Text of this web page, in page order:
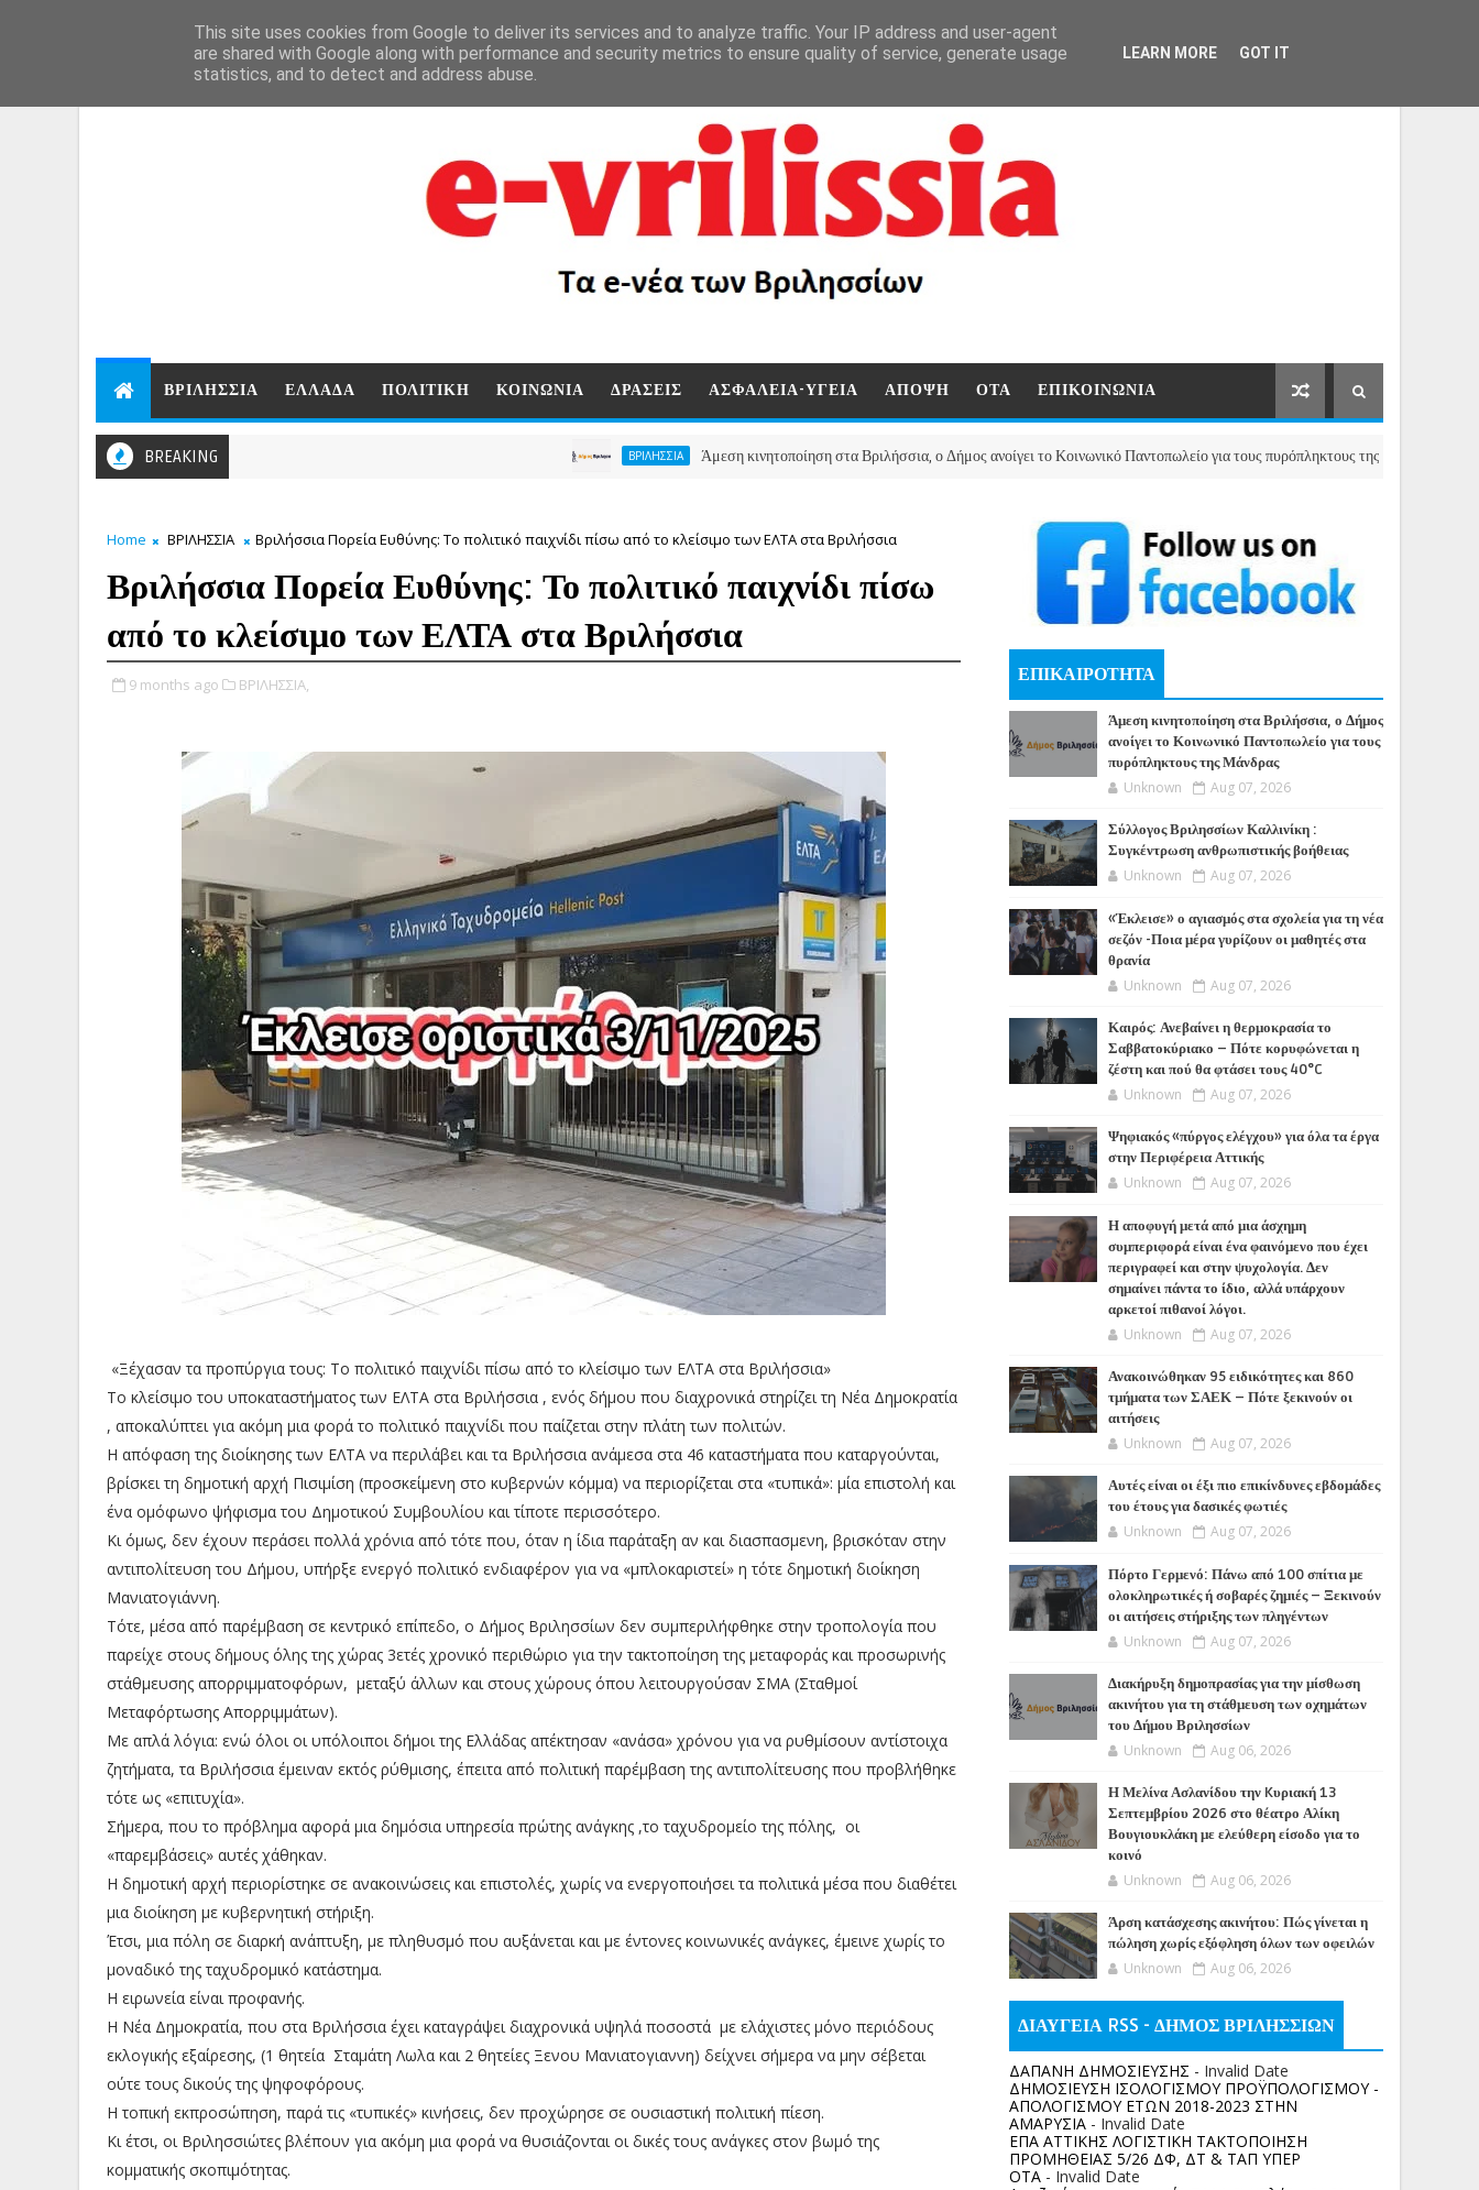
ΒΡΙΛΗΣΣΙΑ ΕΛΛΑΔΑ ΠΟΛΙΤΙΚΗ ΚΟΙΝΩΝΙΑ ΔΡΑΣΕΙΣ ΑΣΦΑΛΕΙΑ-ΥΓΕΙΑ ΑΠΟΨΗ ΟΤΑ ΕΠΙΚΟΙΝΩΝΙΑ
BREAKING ΒΡΙΛΗΣΣΙΑ Άμεση κινητοποίηση στα Βριλήσσια, ο Δήμος ανοίγει το Κοινωνικό Παντοπωλείο για τους πυρόπληκτους της Μάνδρας
Home ΒΡΙΛΗΣΣΙΑ Βριλήσσια Πορεία Ευθύνης: Το πολιτικό παιχνίδι πίσω από το κλείσιμο των ΕΛΤΑ στα Βριλήσσια
Βριλήσσια Πορεία Ευθύνης: Το πολιτικό παιχνίδι πίσω
από το κλείσιμο των ΕΛΤΑ στα Βριλήσσια
9 months ago ΒΡΙΛΗΣΣΙΑ,
«Ξέχασαν τα προπύργια τους: Το πολιτικό παιχνίδι πίσω από το κλείσιμο των ΕΛΤΑ στα Βριλήσσια»
Το κλείσιμο του υποκαταστήματος των ΕΛΤΑ στα Βριλήσσια , ενός δήμου που διαχρονικά στηρίζει τη Νέα Δημοκρατία
, αποκαλύπτει για ακόμη μια φορά το πολιτικό παιχνίδι που παίζεται στην πλάτη των πολιτών.
Η απόφαση της διοίκησης των ΕΛΤΑ να περιλάβει και τα Βριλήσσια ανάμεσα στα 46 καταστήματα που καταργούνται,
βρίσκει τη δημοτική αρχή Πισιμίση (προσκείμενη στο κυβερνών κόμμα) να περιορίζεται στα «τυπικά»: μία επιστολή και
ένα ομόφωνο ψήφισμα του Δημοτικού Συμβουλίου και τίποτε περισσότερο.
Κι όμως, δεν έχουν περάσει πολλά χρόνια από τότε που, όταν η ίδια παράταξη αν και διασπασμενη, βρισκόταν στην
αντιπολίτευση του Δήμου, υπήρξε ενεργό πολιτικό ενδιαφέρον για να «μπλοκαριστεί» η τότε δημοτική διοίκηση
Μανιατογιάννη.
Τότε, μέσα από παρέμβαση σε κεντρικό επίπεδο, ο Δήμος Βριλησσίων δεν συμπεριλήφθηκε στην τροπολογία που
παρείχε στους δήμους όλης της χώρας 3ετές χρονικό περιθώριο για την τακτοποίηση της μεταφοράς και προσωρινής
στάθμευσης απορριμματοφόρων, μεταξύ άλλων και στους χώρους όπου λειτουργούσαν ΣΜΑ (Σταθμοί
Μεταφόρτωσης Απορριμμάτων).
Με απλά λόγια: ενώ όλοι οι υπόλοιποι δήμοι της Ελλάδας απέκτησαν «ανάσα» χρόνου για να ρυθμίσουν αντίστοιχα
ζητήματα, τα Βριλήσσια έμειναν εκτός ρύθμισης, έπειτα από πολιτική παρέμβαση της αντιπολίτευσης που προβλήθηκε
τότε ως «επιτυχία».
Σήμερα, που το πρόβλημα αφορά μια δημόσια υπηρεσία πρώτης ανάγκης ,το ταχυδρομείο της πόλης, οι
«παρεμβάσεις» αυτές χάθηκαν.
Η δημοτική αρχή περιορίστηκε σε ανακοινώσεις και επιστολές, χωρίς να ενεργοποιήσει τα πολιτικά μέσα που διαθέτει
μια διοίκηση με κυβερνητική στήριξη.
Έτσι, μια πόλη σε διαρκή ανάπτυξη, με πληθυσμό που αυξάνεται και με έντονες κοινωνικές ανάγκες, έμεινε χωρίς το
μοναδικό της ταχυδρομικό κατάστημα.
Η ειρωνεία είναι προφανής.
Η Νέα Δημοκρατία, που στα Βριλήσσια έχει καταγράψει διαχρονικά υψηλά ποσοστά με ελάχιστες μόνο περιόδους
εκλογικής εξαίρεσης, (1 θητεία Σταμάτη Λωλα και 2 θητείες Ξενου Μανιατογιαννη) δείχνει σήμερα να μην σέβεται
ούτε τους δικούς της ψηφοφόρους.
Η τοπική εκπροσώπηση, παρά τις «τυπικές» κινήσεις, δεν προχώρησε σε ουσιαστική πολιτική πίεση.
Κι έτσι, οι Βριλησσιώτες βλέπουν για ακόμη μια φορά να θυσιάζονται οι δικές τους ανάγκες στον βωμό της
κομματικής σκοπιμότητας.
ΕΠΙΚΑΙΡΟΤΗΤΑ
Άμεση κινητοποίηση στα Βριλήσσια, ο Δήμος
ανοίγει το Κοινωνικό Παντοπωλείο για τους
πυρόπληκτους της Μάνδρας
Unknown Aug 07, 2026
Σύλλογος Βριλησσίων Καλλινίκη :
Συγκέντρωση ανθρωπιστικής βοήθειας
Unknown Aug 07, 2026
«Έκλεισε» ο αγιασμός στα σχολεία για τη νέα
σεζόν -Ποια μέρα γυρίζουν οι μαθητές στα
θρανία
Unknown Aug 07, 2026
Καιρός: Ανεβαίνει η θερμοκρασία το
Σαββατοκύριακο – Πότε κορυφώνεται η
ζέστη και πού θα φτάσει τους 40°C
Unknown Aug 07, 2026
Ψηφιακός «πύργος ελέγχου» για όλα τα έργα
στην Περιφέρεια Αττικής
Unknown Aug 07, 2026
Η αποφυγή μετά από μια άσχημη
συμπεριφορά είναι ένα φαινόμενο που έχει
περιγραφεί και στην ψυχολογία. Δεν
σημαίνει πάντα το ίδιο, αλλά υπάρχουν
αρκετοί πιθανοί λόγοι.
Unknown Aug 07, 2026
Ανακοινώθηκαν 95 ειδικότητες και 860
τμήματα των ΣΑΕΚ – Πότε ξεκινούν οι
αιτήσεις
Unknown Aug 07, 2026
Αυτές είναι οι έξι πιο επικίνδυνες εβδομάδες
του έτους για δασικές φωτιές
Unknown Aug 07, 2026
Πόρτο Γερμενό: Πάνω από 100 σπίτια με
ολοκληρωτικές ή σοβαρές ζημιές – Ξεκινούν
οι αιτήσεις στήριξης των πληγέντων
Unknown Aug 07, 2026
Διακήρυξη δημοπρασίας για την μίσθωση
ακινήτου για τη στάθμευση των οχημάτων
του Δήμου Βριλησσίων
Unknown Aug 06, 2026
Η Μελίνα Ασλανίδου την Kυριακή 13
Σεπτεμβρίου 2026 στο θέατρο Αλίκη
Βουγιουκλάκη με ελεύθερη είσοδο για το
κοινό
Unknown Aug 06, 2026
Άρση κατάσχεσης ακινήτου: Πώς γίνεται η
πώληση χωρίς εξόφληση όλων των οφειλών
Unknown Aug 06, 2026
ΔΙΑΥΓΕΙΑ RSS - ΔΗΜΟΣ ΒΡΙΛΗΣΣΙΩΝ
ΔΑΠΑΝΗ ΔΗΜΟΣΙΕΥΣΗΣ - Invalid Date
ΔΗΜΟΣΙΕΥΣΗ ΙΣΟΛΟΓΙΣΜΟΥ ΠΡΟΫΠΟΛΟΓΙΣΜΟΥ -
ΑΠΟΛΟΓΙΣΜΟΥ ΕΤΩΝ 2018-2023 ΣΤΗΝ
ΑΜΑΡΥΣΙΑ - Invalid Date
ΕΠΑ ΑΤΤΙΚΗΣ ΛΟΓΙΣΤΙΚΗ ΤΑΚΤΟΠΟΙΗΣΗ
ΠΡΟΜΗΘΕΙΑΣ 5/26 ΔΦ, ΔΤ & ΤΑΠ ΥΠΕΡ
ΟΤΑ - Invalid Date
This site uses cookies from Google to deliver its services and to analyze traffic. Your IP address and user-agent
are shared with Google along with performance and security metrics to ensure quality of service, generate usage
statistics, and to detect and address abuse.
LEARN MORE GOT IT